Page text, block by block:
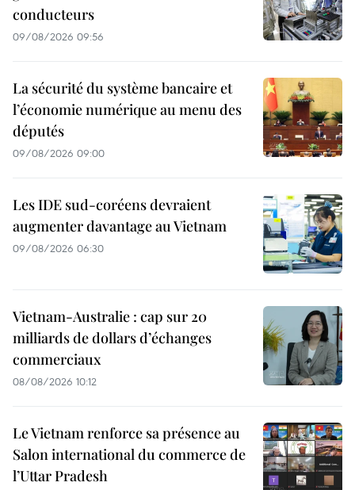
conducteurs
09/08/2026 09:56
La sécurité du système bancaire et
l’économie numérique au menu des
députés
09/08/2026 09:00
Les IDE sud-coréens devraient
augmenter davantage au Vietnam
09/08/2026 06:30
Vietnam-Australie : cap sur 20
milliards de dollars d’échanges
commerciaux
08/08/2026 10:12
Le Vietnam renforce sa présence au
Salon international du commerce de
l’Uttar Pradesh